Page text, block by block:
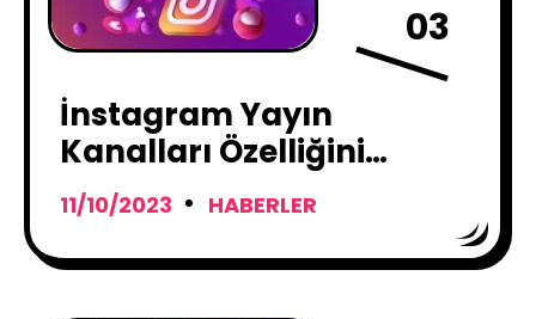
03
İnstagram Yayın
Kanalları Özelliğini
Kullanıma Sunuyor
11/10/2023 HABERLER